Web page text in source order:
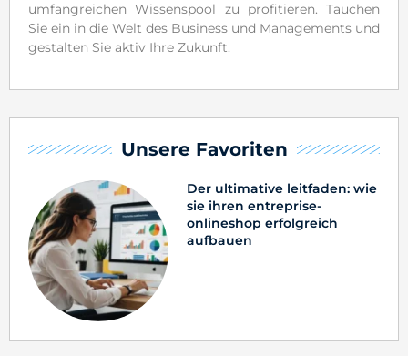
umfangreichen Wissenspool zu profitieren. Tauchen
Sie ein in die Welt des Business und Managements und
gestalten Sie aktiv Ihre Zukunft.
Unsere Favoriten
Der ultimative leitfaden: wie
sie ihren entreprise-
onlineshop erfolgreich
aufbauen